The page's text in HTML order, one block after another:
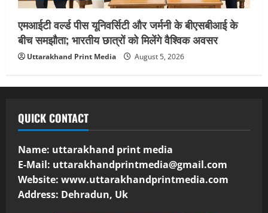
एमआईटी वर्ल्ड पीस यूनिवर्सिटी और जर्मनी के बीएसबीआई के
बीच समझौता; भारतीय छात्रों को मिलेंगे वैश्विक अवसर
Uttarakhand Print Media August 5, 2026
QUICK CONTACT
Name: uttarakhand print media
E-Mail: uttarakhandprintmedia@gmail.com
Website: www.uttarakhandprintmedia.com
Address: Dehradun, Uk